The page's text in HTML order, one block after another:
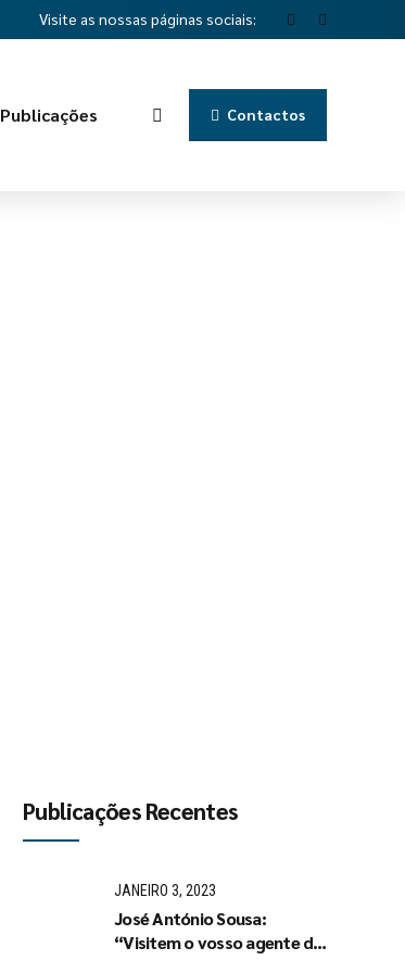
Visite as nossas páginas sociais:
Contactos
Publicações
Publicações Recentes
JANEIRO 3, 2023
José António Sousa:
“Visitem o vosso agente de